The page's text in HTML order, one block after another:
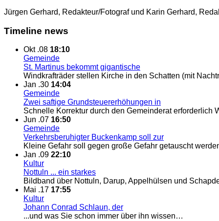
Jürgen Gerhard, Redakteur/Fotograf und Karin Gerhard,
Timeline news
Okt .08 18:10
Gemeinde
St. Martinus bekommt gigantische
Windkrafträder stellen Kirche in den Schatten (mit
Jan .30 14:04
Gemeinde
Zwei saftige Grundsteuererhöhungen in
Schnelle Korrektur durch den Gemeinderat erforderlich
Jun .07 16:50
Gemeinde
Verkehrsberuhigter Buckenkamp soll zur
Kleine Gefahr soll gegen große Gefahr getauscht
Jan .09 22:10
Kultur
Nottuln ... ein starkes
Bildband über Nottuln, Darup, Appelhülsen und
Mai .17 17:55
Kultur
Johann Conrad Schlaun, der
...und was Sie schon immer über ihn wissen…